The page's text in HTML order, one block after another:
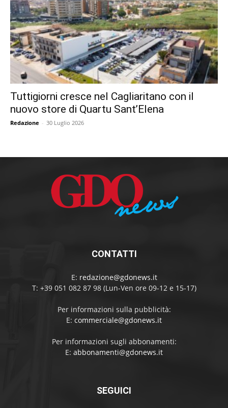
Tuttigiorni cresce nel Cagliaritano con il
nuovo store di Quartu Sant’Elena
Redazione - 30 Luglio 2026
CONTATTI
E: redazione@gdonews.it
T: +39 051 082 87 98 (Lun-Ven ore 09-12 e 15-17)
Per informazioni sulla pubblicità:
E: commerciale@gdonews.it
Per informazioni sugli abbonamenti:
E: abbonamenti@gdonews.it
SEGUICI